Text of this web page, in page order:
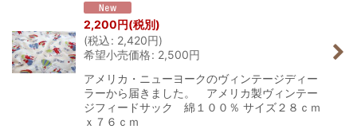
2,200円(税別)
(税込: 2,420円)
希望小売価格: 2,500円
アメリカ・ニューヨークのヴィンテージディー
ラーから届きました。 アメリカ製ヴィンテー
ジフィードサック 綿１００％ サイズ２８ｃｍ
ｘ７６ｃｍ